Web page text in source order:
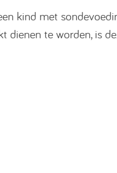
kind met
dienen te worden, is